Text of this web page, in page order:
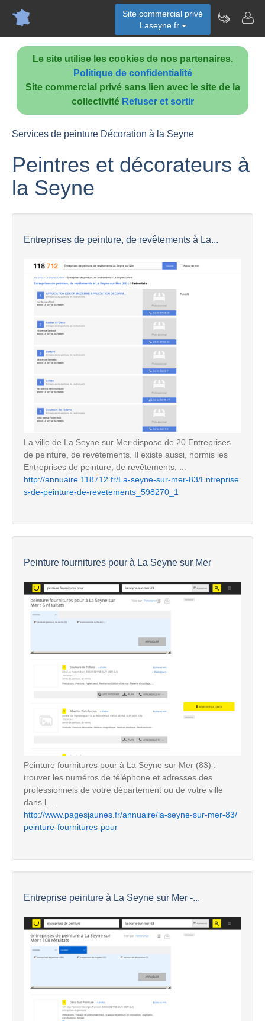
Le site utilise les cookies de nos partenaires.
Politique de confidentialité
Site commercial privé sans lien avec le site de la
collectivité Refuser et sortir
Site commercial privé
Laseyne.fr
Services de peinture Décoration à la Seyne
Peintres et décorateurs à
la Seyne
Entreprises de peinture, de revêtements à La...
La ville de La Seyne sur Mer dispose de 20 Entreprises
de peinture, de revêtements. Il existe aussi, hormis les
Entreprises de peinture, de revêtements, ...
http://annuaire.118712.fr/La-seyne-sur-mer-83/Entreprise
s-de-peinture-de-revetements_598270_1
Peinture fournitures pour à La Seyne sur Mer
Peinture fournitures pour à La Seyne sur Mer (83) :
trouver les numéros de téléphone et adresses des
professionnels de votre département ou de votre ville
dans l ...
http://www.pagesjaunes.fr/annuaire/la-seyne-sur-mer-83/
peinture-fournitures-pour
Entreprise peinture à La Seyne sur Mer -...